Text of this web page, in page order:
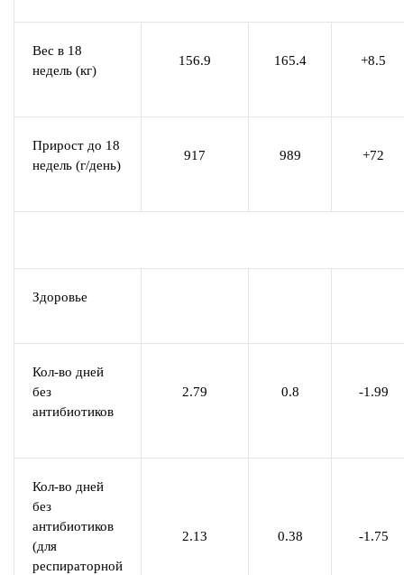
Вес в 18
недель (кг)
156.9 165.4 +8.5
Прирост до 18
недель (г/день)
917 989 +72
Здоровье
Кол-во дней
без
антибиотиков
2.79 0.8 -1.99
Кол-во дней
без
антибиотиков
(для
респираторной
2.13 0.38 -1.75